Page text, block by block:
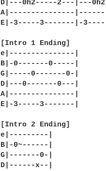
D|---0h2-----2---|---
A|---------------
E|-3-----3-------|-
[Intro 1 Ending]
e|---------------|
B|-0-------0-----|
G|-----0-------0-|
D|---0-------0---|
A|---------------|
E|-3-----3-------|
[Intro 2 Ending]
e|---------|
B|-0~------|
G|-------0-|
D|------x--|